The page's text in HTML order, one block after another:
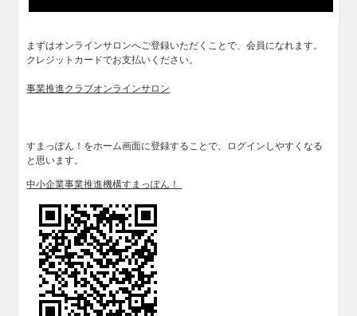
まずはオンラインサロンへご登録いただくことで、会員になれます。
クレジットカードでお支払いください。
事業推進クラブオンラインサロン
すまっぽん！をホーム画面に登録することで、ログインしやすくなる
と思います。
中小企業事業推進機構すまっぽん！